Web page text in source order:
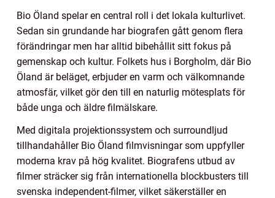
Bio Öland spelar en central roll i det lokala kulturlivet.
Sedan sin grundande har biografen gått genom flera
förändringar men har alltid bibehållit sitt fokus på
gemenskap och kultur. Folkets hus i Borgholm, där Bio
Öland är beläget, erbjuder en varm och välkomnande
atmosfär, vilket gör den till en naturlig mötesplats för
både unga och äldre filmälskare.
Med digitala projektionssystem och surroundljud
tillhandahåller Bio Öland filmvisningar som uppfyller
moderna krav på hög kvalitet. Biografens utbud av
filmer sträcker sig från internationella blockbusters till
svenska independent-filmer, vilket säkerställer en